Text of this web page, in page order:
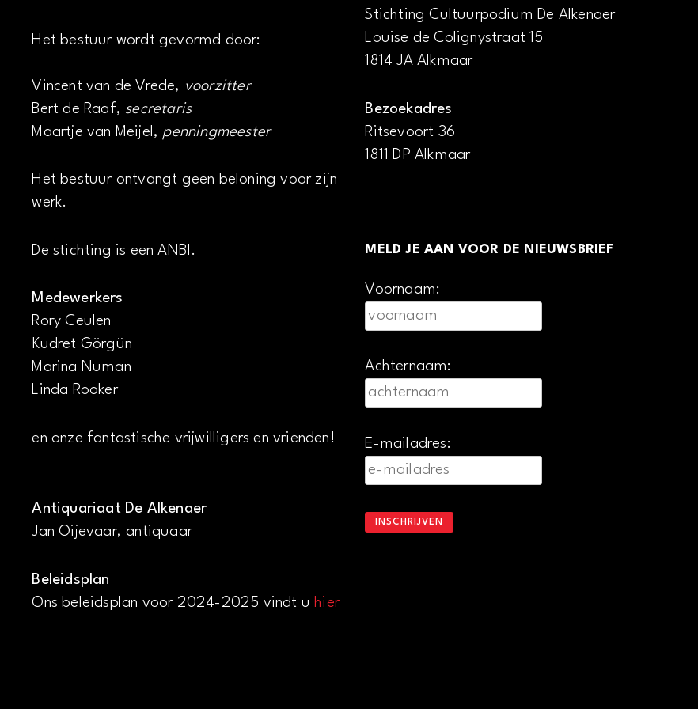
Het bestuur wordt gevormd door:
Vincent van de Vrede, voorzitter
Bert de Raaf, secretaris
Maartje van Meijel, penningmeester
Het bestuur ontvangt geen beloning voor zijn
werk.
De stichting is een ANBI.
Medewerkers
Rory Ceulen
Kudret Görgün
Marina Numan
Linda Rooker
en onze fantastische vrijwilligers en vrienden!
Antiquariaat De Alkenaer
Jan Oijevaar, antiquaar
Beleidsplan
Ons beleidsplan voor 2024-2025 vindt u hier
Stichting Cultuurpodium De Alkenaer
Louise de Colignystraat 15
1814 JA Alkmaar
Bezoekadres
Ritsevoort 36
1811 DP Alkmaar
MELD JE AAN VOOR DE NIEUWSBRIEF
Voornaam:
Achternaam:
E-mailadres: